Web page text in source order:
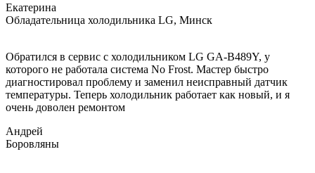
Екатерина
Обладательница холодильника LG, Минск
Обратился в сервис с холодильником LG GA-B489Y, у
которого не работала система No Frost. Мастер быстро
диагностировал проблему и заменил неисправный датчик
температуры. Теперь холодильник работает как новый, и я
очень доволен ремонтом
Андрей
Боровляны